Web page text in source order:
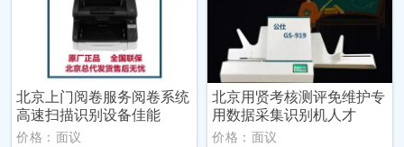
北京上门阅卷服务阅卷系统
高速扫描识别设备佳能
价格：面议
北京用贤考核测评免维护专
用数据采集识别机人才
价格：面议